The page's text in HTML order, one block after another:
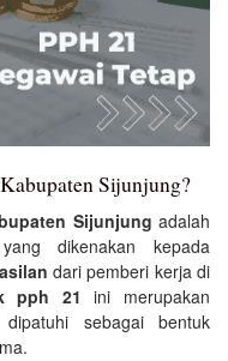
Sijunjung?
Sijunjung adalah
dikenakan kepada
dari pemberi kerja di
pph 21 ini merupakan
sebagai bentuk